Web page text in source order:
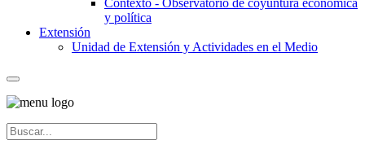
y política
Extensión
Unidad de Extensión y Actividades en el Medio